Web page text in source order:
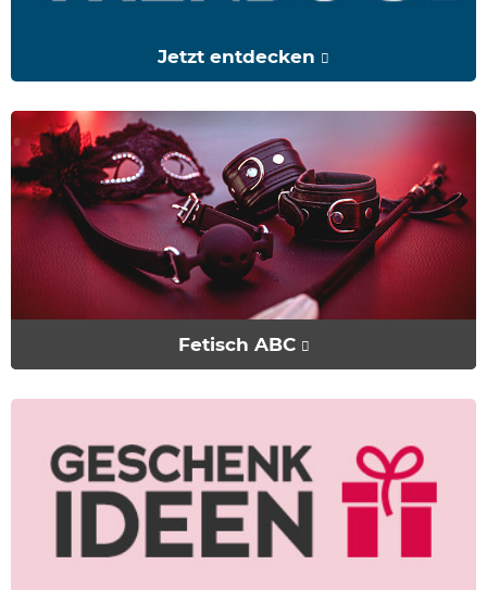
Jetzt entdecken
Fetisch ABC